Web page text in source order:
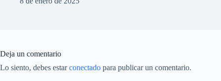
Deja un comentario
Lo siento, debes estarconectado para publicar un comentario.